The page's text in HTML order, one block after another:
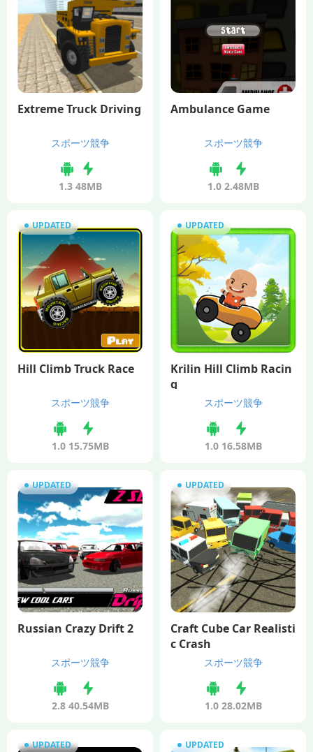
Extreme Truck Driving
スポーツ競争
1.3 48MB
Ambulance Game
スポーツ競争
1.0 2.48MB
UPDATED
Hill Climb Truck Race
スポーツ競争
1.0 15.75MB
UPDATED
Krilin Hill Climb Racin
g
スポーツ競争
1.0 16.58MB
UPDATED
Russian Crazy Drift 2
スポーツ競争
2.8 40.54MB
UPDATED
Craft Cube Car Realisti
c Crash
スポーツ競争
1.0 28.02MB
UPDATED UPDATED